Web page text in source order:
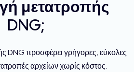
μετατροπής
DNG;
DNG προσφέρει γρήγορες, εύκολες
αρχείων χωρίς κόστος.